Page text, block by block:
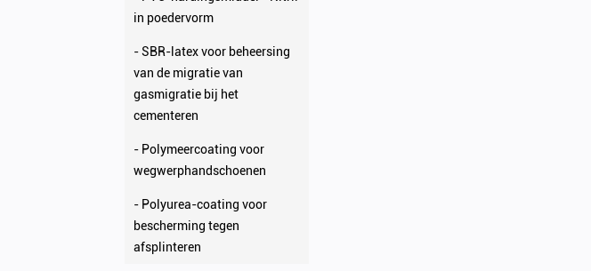
in poedervorm
- SBR-latex voor beheersing
van de migratie van
gasmigratie bij het
cementeren
- Polymeercoating voor
wegwerphandschoenen
- Polyurea-coating voor
bescherming tegen
afsplinteren